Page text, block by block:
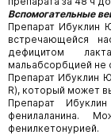
Вспомогательные
Препарат Ибуклин
встречающейся
дефицитом
мальабсорбцией не
Препарат Ибуклин
R), который может
Препарат
фенилаланина.
фенилкетонурией.